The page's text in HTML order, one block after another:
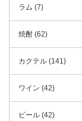
ラム (7)
焼酎 (62)
カクテル (141)
ワイン (42)
ビール (42)